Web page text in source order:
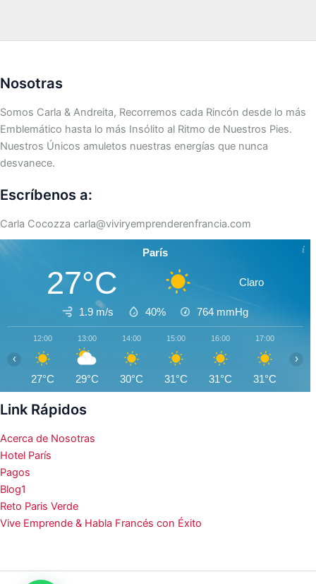
Nosotras
Somos Carla & Andreita, Recorremos cada Rincón desde lo más
Emblemático hasta lo más Insólito al Ritmo de Nuestros Pies.
Nuestros Únicos amuletos nuestras energías que nunca
desvanece.
Escríbenos a:
Carla Cocozza carla@viviryemprenderenfrancia.com
París
27°C Claro
1.9 m/s 40% 764 mmHg
12:00
27°C
13:00
29°C
14:00
30°C
15:00
31°C
16:00
31°C
17:00
31°C
‹ ›
Link Rápidos
Acerca de Nosotras
Hotel París
Pagos
Blog1
Reto Paris Verde
Vive Emprende & Habla Francés con Éxito